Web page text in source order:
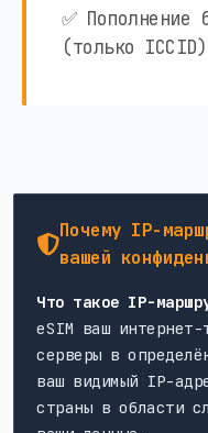
✅ Пополнение
(только ICCID)
Почему IP-
вашей
Что такое IP-
eSIM ваш интернет-
серверы в
ваш видимый IP-
страны в области